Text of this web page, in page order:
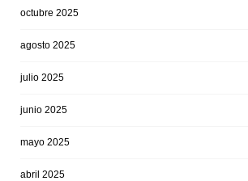
octubre 2025
agosto 2025
julio 2025
junio 2025
mayo 2025
abril 2025